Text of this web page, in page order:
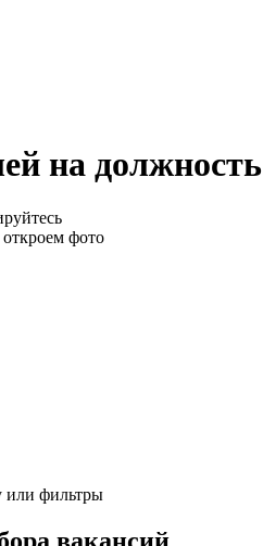
на
фото
или фильтры
вакансий